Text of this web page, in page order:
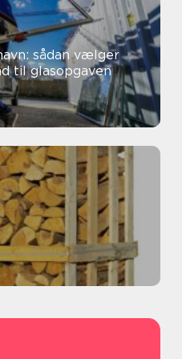
sådan vælger
til glasopgaven